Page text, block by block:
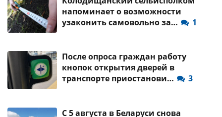
напоминает о возможности
узаконить самовольно за…
1
После опроса граждан работу
кнопок открытия дверей в
транспорте приостанови…
3
С 5 августа в Беларуси снова